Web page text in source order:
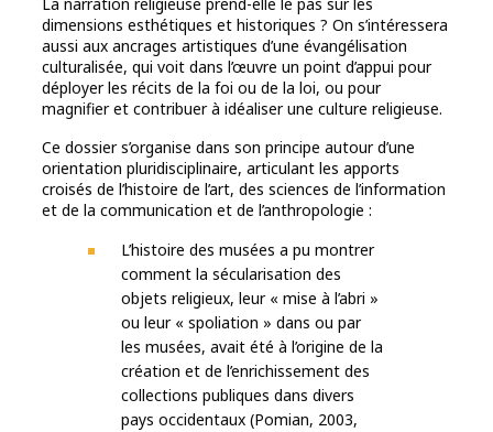
dimensions esthétiques et historiques ? On s’intéressera
aussi aux ancrages artistiques d’une évangélisation
culturalisée, qui voit dans l’œuvre un point d’appui pour
déployer les récits de la foi ou de la loi, ou pour
magnifier et contribuer à idéaliser une culture religieuse.
Ce dossier s’organise dans son principe autour d’une
orientation pluridisciplinaire, articulant les apports
croisés de l’histoire de l’art, des sciences de l’information
et de la communication et de l’anthropologie :
L’histoire des musées a pu montrer
comment la sécularisation des
objets religieux, leur « mise à l’abri »
ou leur « spoliation » dans ou par
les musées, avait été à l’origine de la
création et de l’enrichissement des
collections publiques dans divers
pays occidentaux (Pomian, 2003,